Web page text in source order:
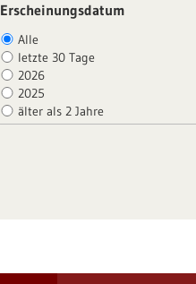
Erscheinungsdatum
Alle
letzte 30 Tage
2026
2025
älter als 2 Jahre